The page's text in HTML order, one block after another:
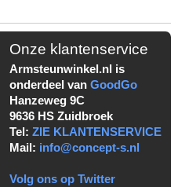
Onze klantenservice
Armsteunwinkel.nl is
onderdeel van GoodGo
Hanzeweg 9C
9636 HS Zuidbroek
Tel: ZIE KLANTENSERVICE
Mail: info@concept-s.nl
Volg ons op Twitter